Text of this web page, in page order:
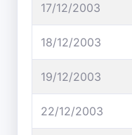
17/12/2003
18/12/2003
19/12/2003
22/12/2003